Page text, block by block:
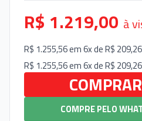
R$ 1.219,00 à
R$ 1.255,56 em 6x de R$
R$ 1.255,56 em 6x de R$
COMPRAR
Quantidade
COMPRE PELO